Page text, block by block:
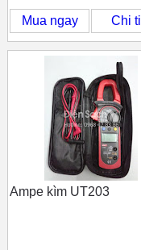
Mua ngay Chi
Ampe kìm UT203